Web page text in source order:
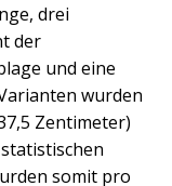
drei
der
und eine
wurden
Zentimeter)
somit pro